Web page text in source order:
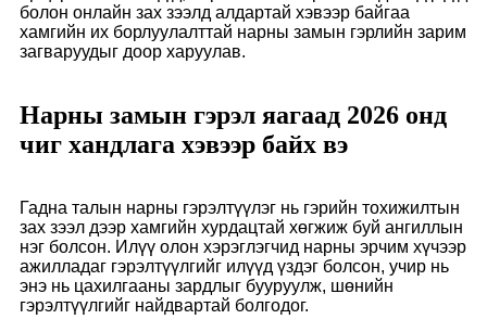
болон онлайн зах зээлд алдартай хэвээр байгаа
хамгийн их борлуулалттай нарны замын гэрлийн зарим
загваруудыг доор харуулав.
Нарны замын гэрэл яагаад 2026 онд
чиг хандлага хэвээр байх вэ
Гадна талын нарны гэрэлтүүлэг нь гэрийн тохижилтын
зах зээл дээр хамгийн хурдацтай хөгжиж буй ангиллын
нэг болсон. Илүү олон хэрэглэгчид нарны эрчим хүчээр
ажилладаг гэрэлтүүлгийг илүүд үздэг болсон, учир нь
энэ нь цахилгааны зардлыг бууруулж, шөнийн
гэрэлтүүлгийг найдвартай болгодог.